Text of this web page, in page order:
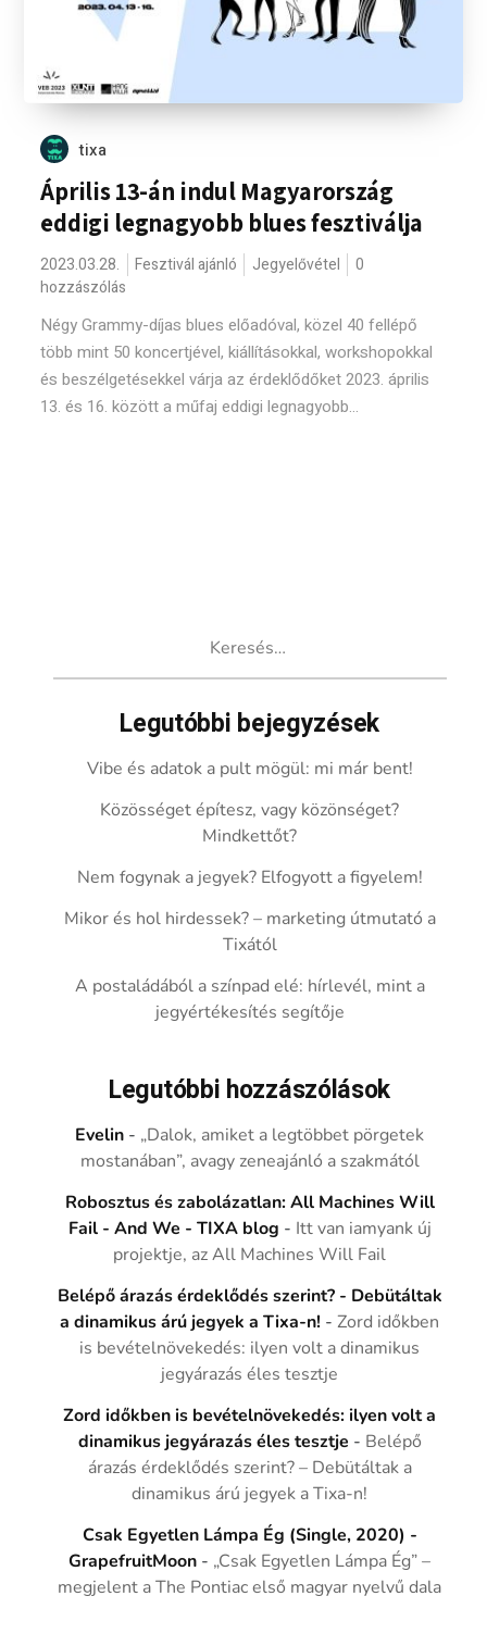
tixa
Április 13-án indul Magyarország
eddigi legnagyobb blues fesztiválja
2023.03.28. Fesztivál ajánló Jegyelővétel
0
hozzászólás
Négy Grammy-díjas blues előadóval, közel 40 fellépő
több mint 50 koncertjével, kiállításokkal, workshopokkal
és beszélgetésekkel várja az érdeklődőket 2023. április
13. és 16. között a műfaj eddigi legnagyobb...
Legutóbbi bejegyzések
Vibe és adatok a pult mögül: mi már bent!
Közösséget építesz, vagy közönséget?
Mindkettőt?
Nem fogynak a jegyek? Elfogyott a figyelem!
Mikor és hol hirdessek? – marketing útmutató a
Tixától
A postaládából a színpad elé: hírlevél, mint a
jegyértékesítés segítője
Legutóbbi hozzászólások
Evelin - „Dalok, amiket a legtöbbet pörgetek
mostanában”, avagy zeneajánló a szakmától
Robosztus és zabolázatlan: All Machines Will
Fail - And We - TIXA blog - Itt van iamyank új
projektje, az All Machines Will Fail
Belépő árazás érdeklődés szerint? - Debütáltak
a dinamikus árú jegyek a Tixa-n! -Zord időkben
is bevételnövekedés: ilyen volt a dinamikus
jegyárazás éles tesztje
Zord időkben is bevételnövekedés: ilyen volt a
dinamikus jegyárazás éles tesztje - Belépő
árazás érdeklődés szerint? – Debütáltak a
dinamikus árú jegyek a Tixa-n!
Csak Egyetlen Lámpa Ég (Single, 2020) -
GrapefruitMoon - „Csak Egyetlen Lámpa Ég” –
megjelent a The Pontiac első magyar nyelvű dala